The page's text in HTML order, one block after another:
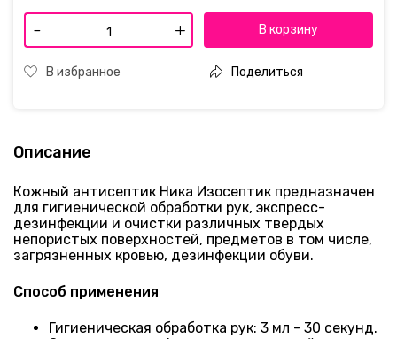
- + В корзину
В избранное Поделиться
Описание
Кожный антисептик Ника Изосептик предназначен
для гигиенической обработки рук, экспресс-
дезинфекции и очистки различных твердых
непористых поверхностей, предметов в том числе,
загрязненных кровью, дезинфекции обуви.
Способ применения
Гигиеническая обработка рук: 3 мл - 30 секунд.